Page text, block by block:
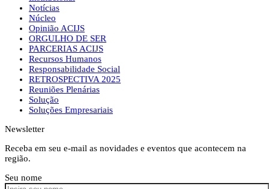
Notícias
Núcleo
Opinião ACIJS
ORGULHO DE SER
PARCERIAS ACIJS
Recursos Humanos
Responsabilidade Social
RETROSPECTIVA 2025
Reuniões Plenárias
Solução
Soluções Empresariais
Newsletter
Receba em seu e-mail as novidades e eventos que acontecem na
região.
Seu nome